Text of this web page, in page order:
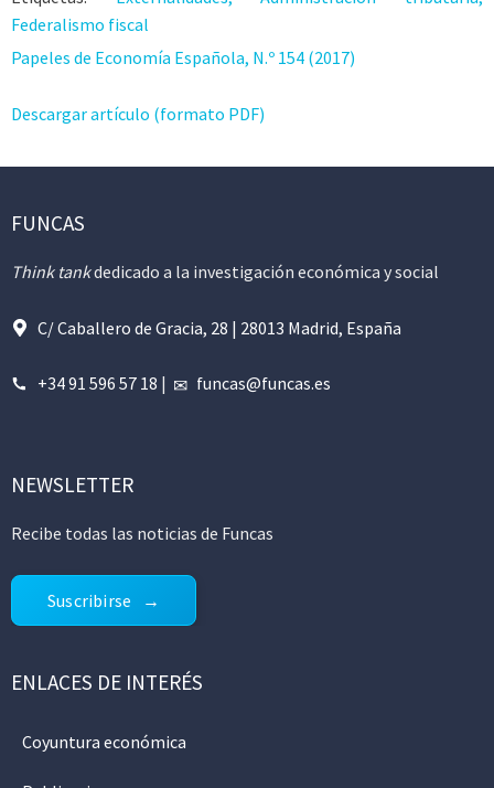
Federalismo fiscal
Papeles de Economía Española, N.º 154 (2017)
Descargar artículo (formato PDF)
FUNCAS
Think tankdedicado a la investigación económica y social
C/ Caballero de Gracia, 28 | 28013 Madrid, España
+34 91 596 57 18 | funcas@funcas.es
NEWSLETTER
Recibe todas las noticias de Funcas
Suscribirse
ENLACES DE INTERÉS
Coyuntura económica